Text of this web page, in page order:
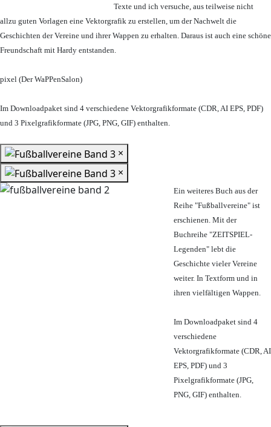
Texte und ich versuche, aus teilweise nicht
allzu guten Vorlagen eine Vektorgrafik zu erstellen, um der Nachwelt die
Geschichten der Vereine und ihrer Wappen zu erhalten. Daraus ist auch eine schöne
Freundschaft mit Hardy entstanden.
pixel (Der WaPPenSalon)
Im Downloadpaket sind 4 verschiedene Vektorgrafikformate (CDR, AI EPS, PDF)
und 3 Pixelgrafikformate (JPG, PNG, GIF) enthalten.
×
×
Ein weiteres Buch aus der
Reihe "Fußballvereine" ist
erschienen. Mit der
Buchreihe "ZEITSPIEL-
Legenden" lebt die
Geschichte vieler Vereine
weiter. In Textform und in
ihren vielfältigen Wappen.
Im Downloadpaket sind 4
verschiedene
Vektorgrafikformate (CDR, AI
EPS, PDF) und 3
Pixelgrafikformate (JPG,
PNG, GIF) enthalten.